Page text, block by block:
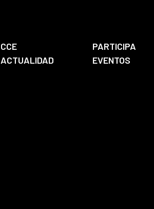
CCE PARTICIPA
ACTUALIDAD
EVENTOS